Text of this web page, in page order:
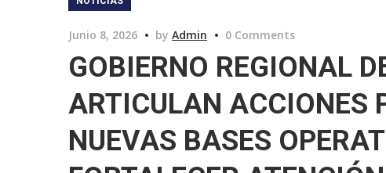
Junio 8, 2026 by Admin 0 Comments
GOBIERNO REGIONAL
ARTICULAN ACCIONES
NUEVAS BASES